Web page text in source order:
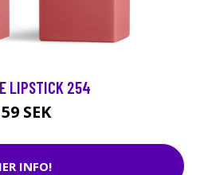
LIPSTICK 254
SEK
INFO!